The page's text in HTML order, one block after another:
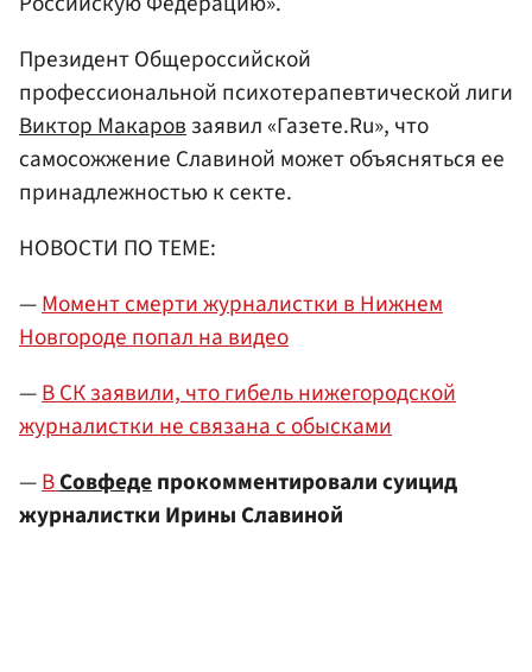
Президент Общероссийской
профессиональной психотерапевтической лиги
Виктор Макаровзаявил «Газете.Ru», что
самосожжение Славиной может объясняться ее
принадлежностью к секте.
НОВОСТИ ПО ТЕМЕ:
—Момент смерти журналистки в Нижнем
Новгороде попал на видео
—В СК заявили, что гибель нижегородской
журналистки не связана с обысками
—ВСовфедепрокомментировали суицид
журналистки Ирины Славиной